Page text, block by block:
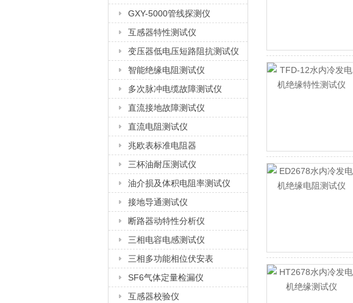
GXY-5000管线探测仪
互感器特性测试仪
变压器低电压短路阻抗测试仪
智能绝缘电阻测试仪
多次脉冲电缆故障测试仪
直流接地故障测试仪
直流电阻测试仪
兆欧表标准电阻器
三杯油耐压测试仪
油介损及体积电阻率测试仪
接地导通测试仪
断路器动特性分析仪
三相电容电感测试仪
三相多功能相位伏安表
SF6气体定量检漏仪
互感器校验仪